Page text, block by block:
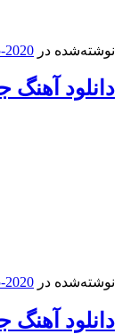
نوشته‌شده در 2020-05-26
دانلود
نوشته‌شده در 2020-05-16
دانلود